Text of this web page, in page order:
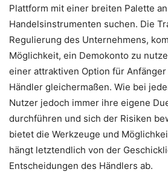
Plattform mit einer breiten Palette an
Handelsinstrumenten suchen. Die
Regulierung des Unternehmens,
Möglichkeit, ein Demokonto zu
einer attraktiven Option für
Händler gleichermaßen. Wie bei
Nutzer jedoch immer ihre eigene
durchführen und sich der Risiken
bietet die Werkzeuge und
hängt letztendlich von der
Entscheidungen des Händlers ab.